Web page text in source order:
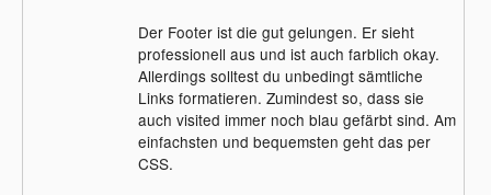
Der Footer ist die gut gelungen. Er sieht
professionell aus und ist auch farblich okay.
Allerdings solltest du unbedingt sämtliche
Links formatieren. Zumindest so, dass sie
auch visited immer noch blau gefärbt sind. Am
einfachsten und bequemsten geht das per
CSS.